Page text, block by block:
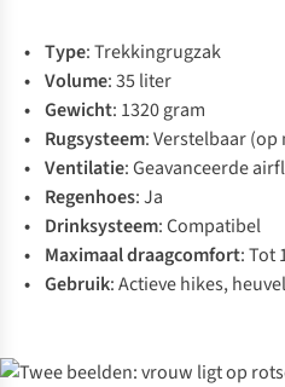
• Type: Trekkingrugzak
• Volume: 35 liter
• Gewicht: 1320 gram
• Rugsysteem: Verstelbaar
• Ventilatie: Geavanceerde
• Regenhoes: Ja
• Drinksysteem: Compatibel
• Maximaaldraagcomfort: Tot
• Gebruik: Actieve hikes,